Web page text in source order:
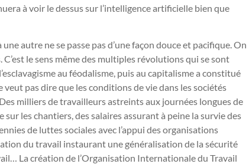
à voir le dessus sur l’intelligence artificielle bien que
autre ne se passe pas d’une façon douce et pacifique. On
le sens même des multiples révolutions qui se sont
au féodalisme, puis au capitalisme a constitué
pas dire que les conditions de vie dans les sociétés
milliers de travailleurs astreints aux journées longues de
les chantiers, des salaires assurant à peine la survie des
de luttes sociales avec l’appui des organisations
du travail instaurant une généralisation de la sécurité
La création de l’Organisation Internationale du Travail